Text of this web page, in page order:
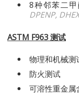
8种邻苯二甲
DPENP,
ASTM F963测试
物理和机械测
防火测试
可溶性重金属